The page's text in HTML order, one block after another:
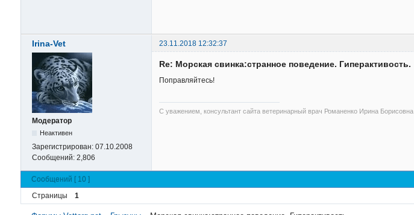
Irina-Vet 23.11.2018 12:32:37
Модератор
Неактивен
Зарегистрирован: 07.10.2008
Сообщений: 2,806
Re: Морская свинка:странное поведение. Гиперактивость.
Поправляйтесь!
С уважением, консультант сайта ветеринарный врач Романенко Ирина Борисовна
Сообщений [ 10 ]
Страницы
1